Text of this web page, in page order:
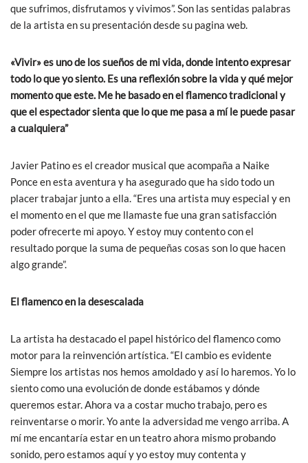
que sufrimos, disfrutamos y vivimos”. Son las sentidas palabras
de la artista en su presentación desde su pagina web.
«Vivir» es uno de los sueños de mi vida, donde intento expresar
todo lo que yo siento. Es una reflexión sobre la vida y qué mejor
momento que este. Me he basado en el flamenco tradicional y
que el espectador sienta que lo que me pasa a mí le puede pasar
a cualquiera”
Javier Patino es el creador musical que acompaña a Naike
Ponce en esta aventura y ha asegurado que ha sido todo un
placer trabajar junto a ella. “Eres una artista muy especial y en
el momento en el que me llamaste fue una gran satisfacción
poder ofrecerte mi apoyo. Y estoy muy contento con el
resultado porque la suma de pequeñas cosas son lo que hacen
algo grande”.
El flamenco en la desescalada
La artista ha destacado el papel histórico del flamenco como
motor para la reinvención artística. “El cambio es evidente
Siempre los artistas nos hemos amoldado y así lo haremos. Yo lo
siento como una evolución de donde estábamos y dónde
queremos estar. Ahora va a costar mucho trabajo, pero es
reinventarse o morir. Yo ante la adversidad me vengo arriba. A
mí me encantaría estar en un teatro ahora mismo probando
sonido, pero estamos aquí y yo estoy muy contenta y